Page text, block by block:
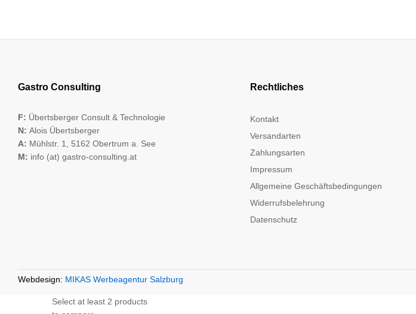
Gastro Consulting
F: Übertsberger Consult & Technologie
N: Alois Übertsberger
A: Mühlstr. 1, 5162 Obertrum a. See
M: info (at) gastro-consulting.at
Rechtliches
Kontakt
Versandarten
Zahlungsarten
Impressum
Allgemeine Geschäftsbedingungen
Widerrufsbelehrung
Datenschutz
Webdesign: MIKAS Werbeagentur Salzburg
Select at least 2 products